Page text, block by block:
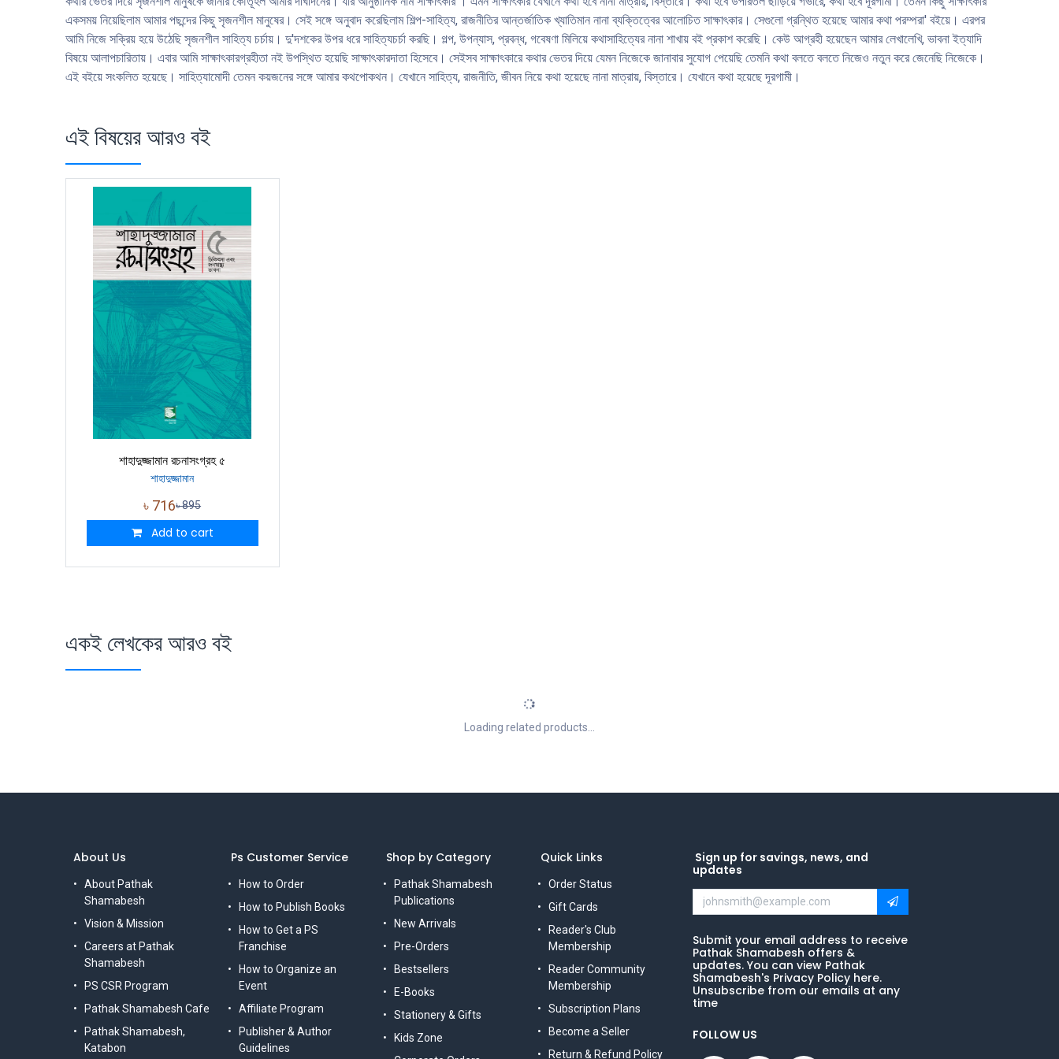
একসময় নিয়েছিলাম আমার পছন্দের কিছু সৃজনশীল মানুষের। সেই সঙ্গে অনুবাদ করেছিলাম শিল্প-সাহিত্য, রাজনীতির আন্তর্জাতিক খ্যাতিমান নানা ব্যক্তিত্বের আলােচিত সাক্ষাৎকার। সেগুলাে গ্রন্থিত হয়েছে আমার কথা পরম্পরা' বইয়ে। এরপর
আমি নিজে সক্রিয় হয়ে উঠেছি সৃজনশীল সাহিত্য চর্চায়। দু'দশকের উপর ধরে সাহিত্যচর্চা করছি। গল্প, উপন্যাস, প্রবন্ধ, গবেষণা মিলিয়ে কথাসাহিত্যের নানা শাখায় বই প্রকাশ করেছি। কেউ আগ্রহী হয়েছেন আমার লেখালেখি, ভাবনা ইত্যাদি
বিষয়ে আলাপচারিতায়। এবার আমি সাক্ষাৎকারগ্রহীতা নই উপস্থিত হয়েছি সাক্ষাৎকারদাতা হিসেবে। সেইসব সাক্ষাৎকারে কথার ভেতর দিয়ে যেমন নিজেকে জানাবার সুযােগ পেয়েছি তেমনি কথা বলতে বলতে নিজেও নতুন করে জেনেছি নিজেকে।
এই বইয়ে সংকলিত হয়েছে। সাহিত্যামােদী তেমন কয়জনের সঙ্গে আমার কথপােকথন। যেখানে সাহিত্য, রাজনীতি, জীবন নিয়ে কথা হয়েছে নানা মাত্রায়, বিস্তারে। যেখানে কথা হয়েছে দূরগামী।
এই বিষয়ের আরও বই
শাহাদুজ্জামান রচনাসংগ্রহ ৫
শাহাদুজ্জামান
৳ 716৳895
Add to cart
একই লেখকের আরও বই
Loading related products...
Ps Customer Service
How to Order
How to Publish Books
How to Get a PS
Franchise
How to Organize an
Event
Affiliate Program
Publisher & Author
Guidelines
Shop by Category
Pathak Shamabesh
Publications
New Arrivals
Pre-Orders
Bestsellers
E-Books
Stationery & Gifts
Kids Zone
Quick Links
Order Status
Gift Cards
Reader's Club
Membership
Reader Community
Membership
Subscription Plans
Become a Seller
Return & Refund Policy
Sign up for savings, news, and
updates
Submit your email address to receive
Pathak Shamabesh offers &
updates. You can view Pathak
Shamabesh's Privacy Policy here.
Unsubscribe from our emails at any
time
FOLLOW US
About Us
About Pathak
Shamabesh
Vision & Mission
Careers at Pathak
Shamabesh
PS CSR Program
Pathak Shamabesh Cafe
Pathak Shamabesh,
Katabon